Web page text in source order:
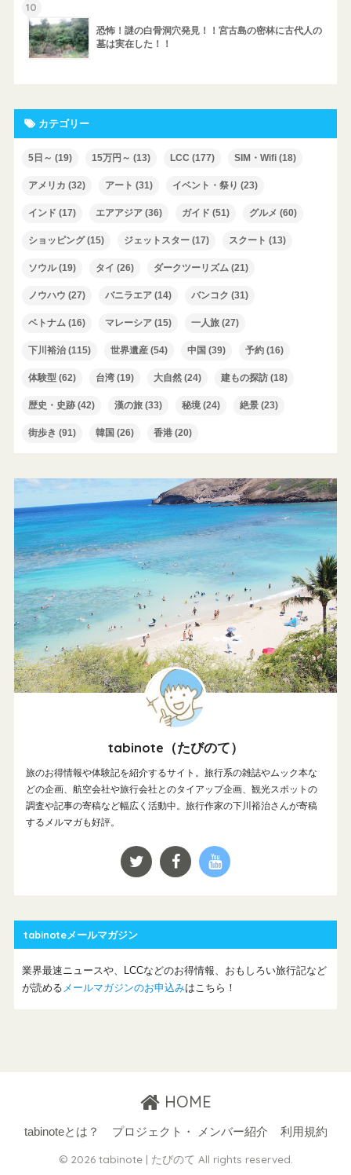
10
恐怖！謎の白骨洞穴発見！！宮古島の密林に古代人の
墓は実在した！！
カテゴリー
5日～ (19) 15万円～ (13) LCC (177) SIM・Wifi(18)
アメリカ (32) アート (31) イベント・祭り (23)
インド (17) エアアジア(36) ガイド (51) グルメ (60)
ショッピング(15) ジェットスター(17) スクート (13)
ソウル(19) タイ (26) ダークツーリズム(21)
ノウハウ (27) バニラエア(14) バンコク (31)
ベトナム(16) マレーシア(15) 一人旅(27)
下川裕治(115) 世界遺産(54) 中国 (39) 予約(16)
体験型(62) 台湾(19) 大自然(24) 建もの探訪(18)
歴史・史跡(42) 漢の旅(33) 秘境(24) 絶景(23)
街歩き (91) 韓国 (26) 香港(20)
tabinote（たびのて）
旅のお得情報や体験記を紹介するサイト。旅行系の雑誌やムック本な
どの企画、航空会社や旅行会社とのタイアップ企画、観光スポットの
調査や記事の寄稿など幅広く活動中。旅行作家の下川裕治さんが寄稿
するメルマガも好評。
tabinoteメールマガジン
業界最速ニュースや、LCCなどのお得情報、おもしろい旅行記など
が読める メールマガジンのお申込みはこちら！
HOME
tabinoteとは？ プロジェクト・ メンバー紹介 利用規約
© 2026 tabinote | たびのて All rights reserved.